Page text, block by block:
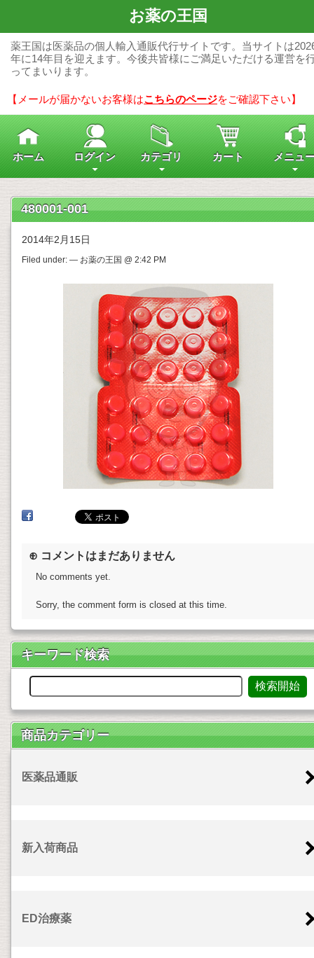
お薬の王国
薬王国は医薬品の個人輸入通販代行サイトです。当サイトは
年に14年目を迎えます。今後共皆様にご満足いただける運営を
ってまいります。
【メールが届かないお客様はこちらのページをご確認下さい】
ホーム ログイン カテゴリ カート メニュ
480001-001
2014年2月15日
Filed under: — お薬の王国 @ 2:42 PM
⊕ コメントはまだありません
No comments yet.
Sorry, the comment form is closed at this time.
キーワード検索
商品カテゴリー
医薬品通販
新入荷商品
ED治療薬